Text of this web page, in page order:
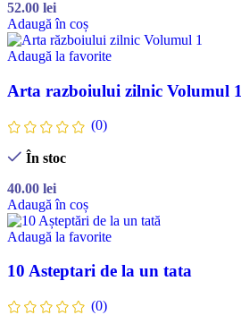
52.00 lei
Adaugă în coș
Adaugă la favorite
Arta razboiului zilnic Volumul 1
(0)
În stoc
40.00 lei
Adaugă în coș
Adaugă la favorite
10 Asteptari de la un tata
(0)